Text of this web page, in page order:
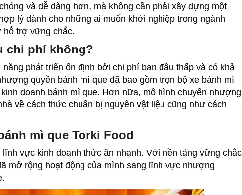
và dễ dàng hơn, mà không cần phải xây dựng một
lý dành cho những ai muốn khởi nghiệp trong ngành
hỗ trợ vững chắc.
chi phí không?
năng phát triển ổn định bởi chi phí ban đầu thấp và có khả
quyền bánh mì que đã bao gồm trọn bộ xe bánh mì
doanh bánh mì que. Hơn nữa, mô hình chuyển nhượng
về cách thức chuẩn bị nguyên vật liệu cũng như cách
mì que Torki Food
vực kinh doanh thức ăn nhanh. Với nền tảng vững chắc
mở rộng hoạt động của mình sang lĩnh vực nhượng
.